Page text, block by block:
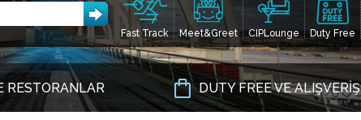
Fast Track Meet&Greet CIPLounge Duty Free
RESTORANLAR DUTY FREE VE ALIŞVERİŞ